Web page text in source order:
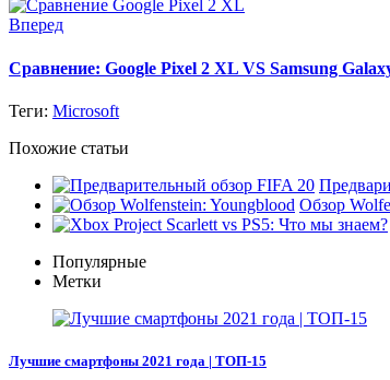
Вперед
Сравнение: Google Pixel 2 XL VS Samsung
Теги: Microsoft
Похожие статьи
Обзор
Популярные
Метки
Лучшие смартфоны 2021 года | ТОП-15